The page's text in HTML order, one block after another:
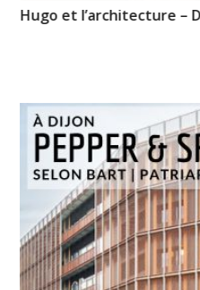
Hugo et l’architecture –